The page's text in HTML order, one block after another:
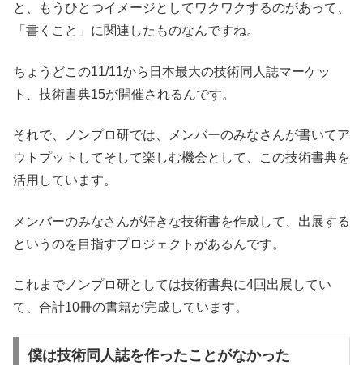
と、もうひとつイメージとしてワクワクするのがあって、
「書くこと」に関連したものなんですね。
ちょうどこの11/11から日本最大の技術同人誌マーケッ
ト、技術書典15が開催されるんです。
それで、ノンプロ研では、メンバーのみなさんが書いてア
ウトプットしてそして楽しむ機会として、この技術書典を
活用しています。
メンバーのみなさんが好きな技術書を作成して、出展する
というのを目指すプロジェクトがあるんです。
これまでノンプロ研としては技術書典に4回出展してい
て、合計10冊の書籍が完成しています。
僕は技術同人誌を作ったことがなかった